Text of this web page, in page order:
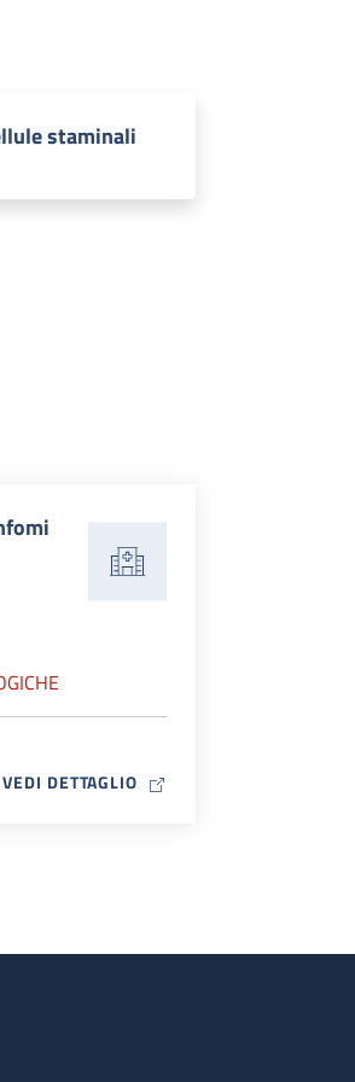
staminali
VEDI DETTAGLIO MAP ICON